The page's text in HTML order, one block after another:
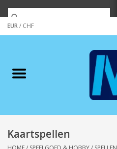
EUR/ CHF
Merken
Wonen/koken/huishouden
Kaartspellen